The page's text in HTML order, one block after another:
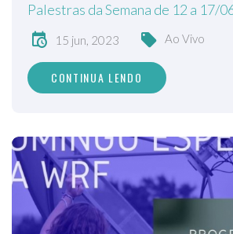
Palestras da Semana de 12 a 17/
15 jun, 2023 Ao Vivo
CONTINUA LENDO